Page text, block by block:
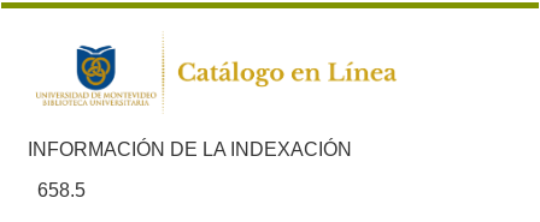
INFORMACIÓN DE LA INDEXACIÓN
658.5